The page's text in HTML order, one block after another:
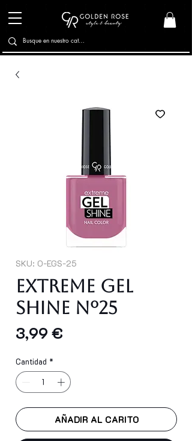
SKU: O-EGS-25
EXTREME GEL
SHINE Nº25
3,99 €
Cantidad *
AÑADIR AL CARITO